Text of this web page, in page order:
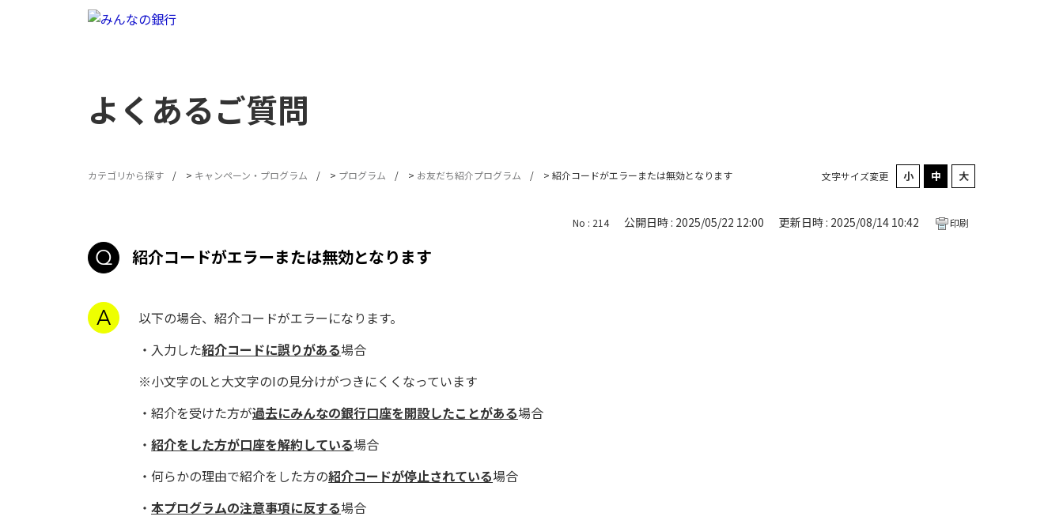
よくあるご質問
文字サイズ変更
カテゴリから探す > キャンペーン・プログラム > プログラム > お友だち紹介プログラム > 紹介コードがエラーまたは無効となります
No : 214 公開日時 : 2025/05/22 12:00 更新日時 : 2025/08/14 10:42 印刷
紹介コードがエラーまたは無効となります
以下の場合、紹介コードがエラーになります。
・入力した紹介コードに誤りがある場合
※小文字のLと大文字のIの見分けがつきにくくなっています
・紹介を受けた方が過去にみんなの銀行口座を開設したことがある場合
・紹介をした方が口座を解約している場合
・何らかの理由で紹介をした方の紹介コードが停止されている場合
・本プログラムの注意事項に反する場合